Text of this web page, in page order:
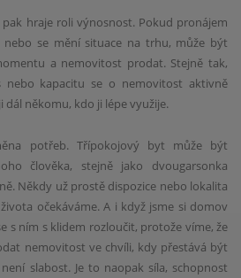
hraje roli výnosnost. Pokud pronájem
nebo se mění situace na trhu, může být
a nemovitost prodat. Stejně tak,
nebo kapacitu se o nemovitost aktivně
někomu, kdo ji lépe využije.
potřeb. Třípokojový byt může být
člověka, stejně jako dvougarsonka
Někdy už prostě dispozice nebo lokalita
očekáváme. A i když jsme si domov
s ním s klidem rozloučit, protože víme, že
nemovitost ve chvíli, kdy přestává být
slabost. Je to naopak síla, schopnost